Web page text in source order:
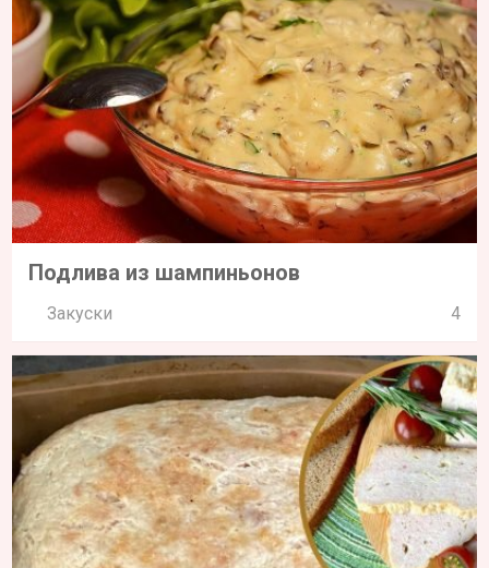
Подлива из шампиньонов
Закуски 4